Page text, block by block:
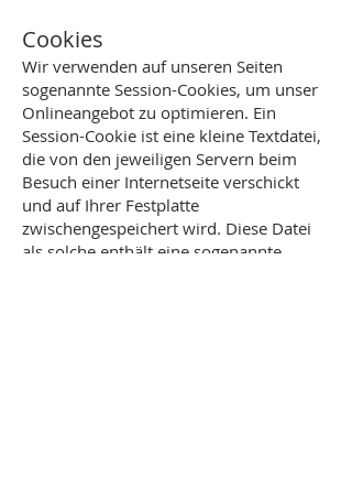
Cookies
Wir verwenden auf unseren Seiten
sogenannte Session-Cookies, um unser
Onlineangebot zu optimieren. Ein
Session-Cookie ist eine kleine Textdatei,
die von den jeweiligen Servern beim
Besuch einer Internetseite verschickt
und auf Ihrer Festplatte
zwischengespeichert wird. Diese Datei
als solche enthält eine sogenannte